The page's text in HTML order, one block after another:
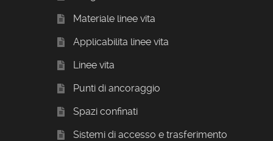
Materiale linee vita
Applicabilita linee vita
Linee vita
Punti di ancoraggio
Spazi confinati
Sistemi di accesso e trasferimento